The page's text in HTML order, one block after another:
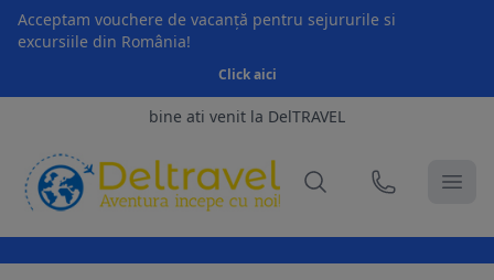
Acceptam vouchere de vacanță pentru sejururile si
excursiile din România!
Click aici
bine ati venit la DelTRAVEL